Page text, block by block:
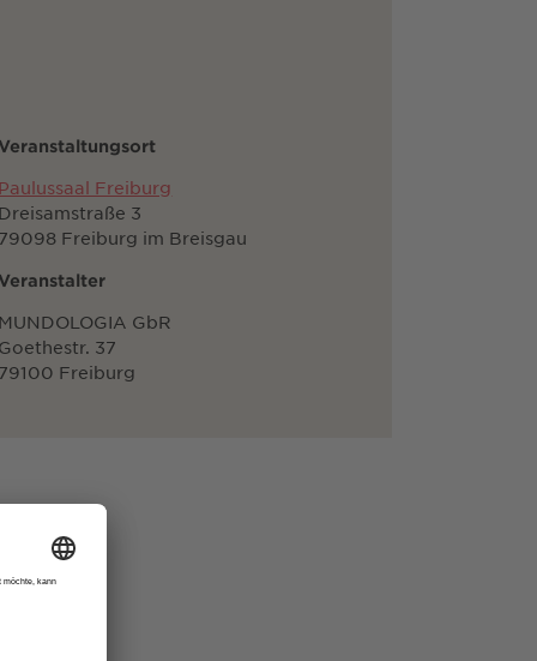
Freiburg
3
Freiburg im Breisgau
GbR
37
Freiburg